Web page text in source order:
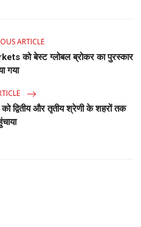
ARTICLE
को बेस्ट ग्लोबल ब्रोकर का पुरस्कार
गया
द्वितीय और तृतीय श्रेणी के शहरों तक